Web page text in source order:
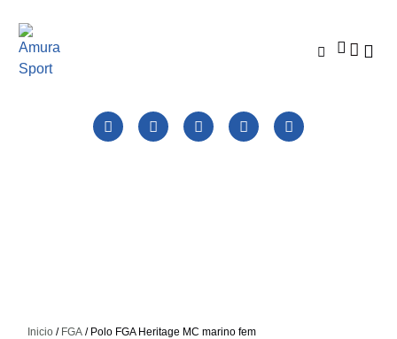
Inicio/ FGA/ Polo FGA Heritage MC marino fem